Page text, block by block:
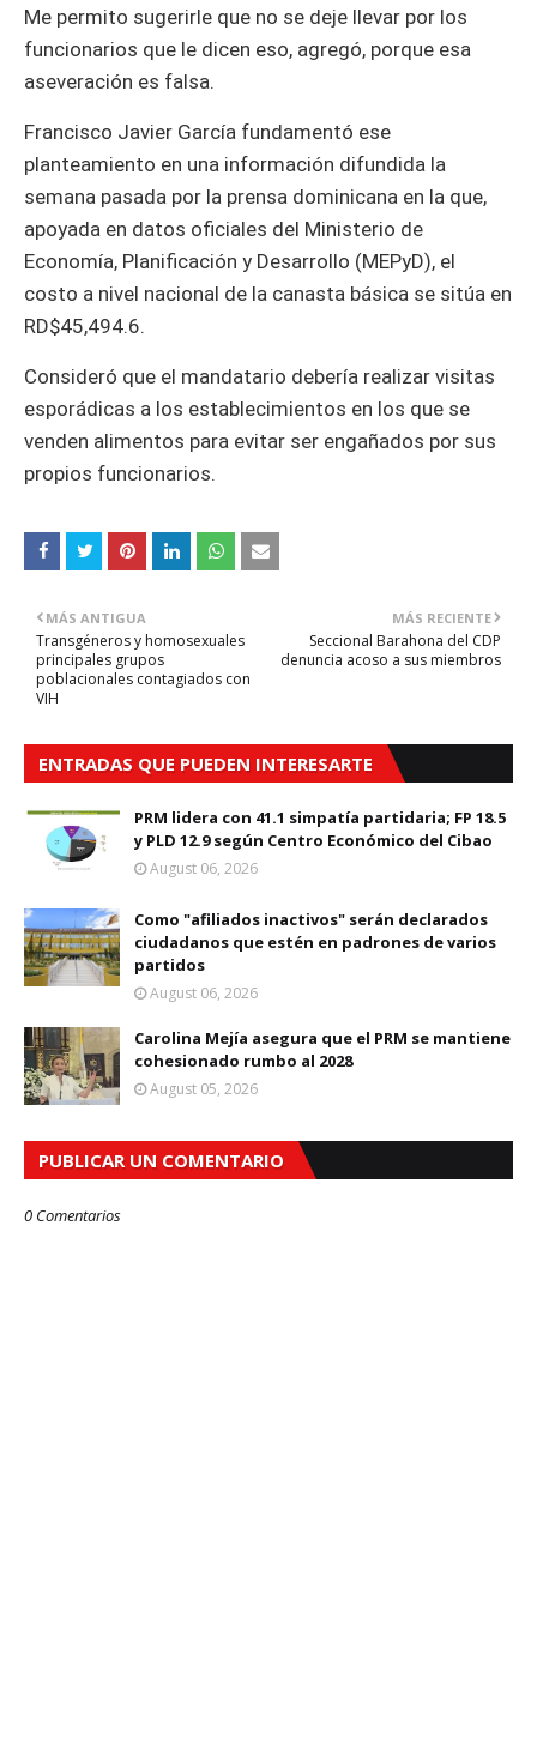
Me permito sugerirle que no se deje llevar por los
funcionarios que le dicen eso, agregó, porque esa
aseveración es falsa.
Francisco Javier García fundamentó ese
planteamiento en una información difundida la
semana pasada por la prensa dominicana en la que,
apoyada en datos oficiales del Ministerio de
Economía, Planificación y Desarrollo (MEPyD), el
costo a nivel nacional de la canasta básica se sitúa en
RD$45,494.6.
Consideró que el mandatario debería realizar visitas
esporádicas a los establecimientos en los que se
venden alimentos para evitar ser engañados por sus
propios funcionarios.
MÁS RECIENTE
Seccional Barahona del CDP
denuncia acoso a sus miembros
MÁS ANTIGUA
Transgéneros y homosexuales
principales grupos
poblacionales contagiados con
VIH
ENTRADAS QUE PUEDEN INTERESARTE
PRM lidera con 41.1 simpatía partidaria; FP 18.5
y PLD 12.9 según Centro Económico del Cibao
August 06, 2026
Como "afiliados inactivos" serán declarados
ciudadanos que estén en padrones de varios
partidos
August 06, 2026
Carolina Mejía asegura que el PRM se mantiene
cohesionado rumbo al 2028
August 05, 2026
PUBLICAR UN COMENTARIO
0 Comentarios